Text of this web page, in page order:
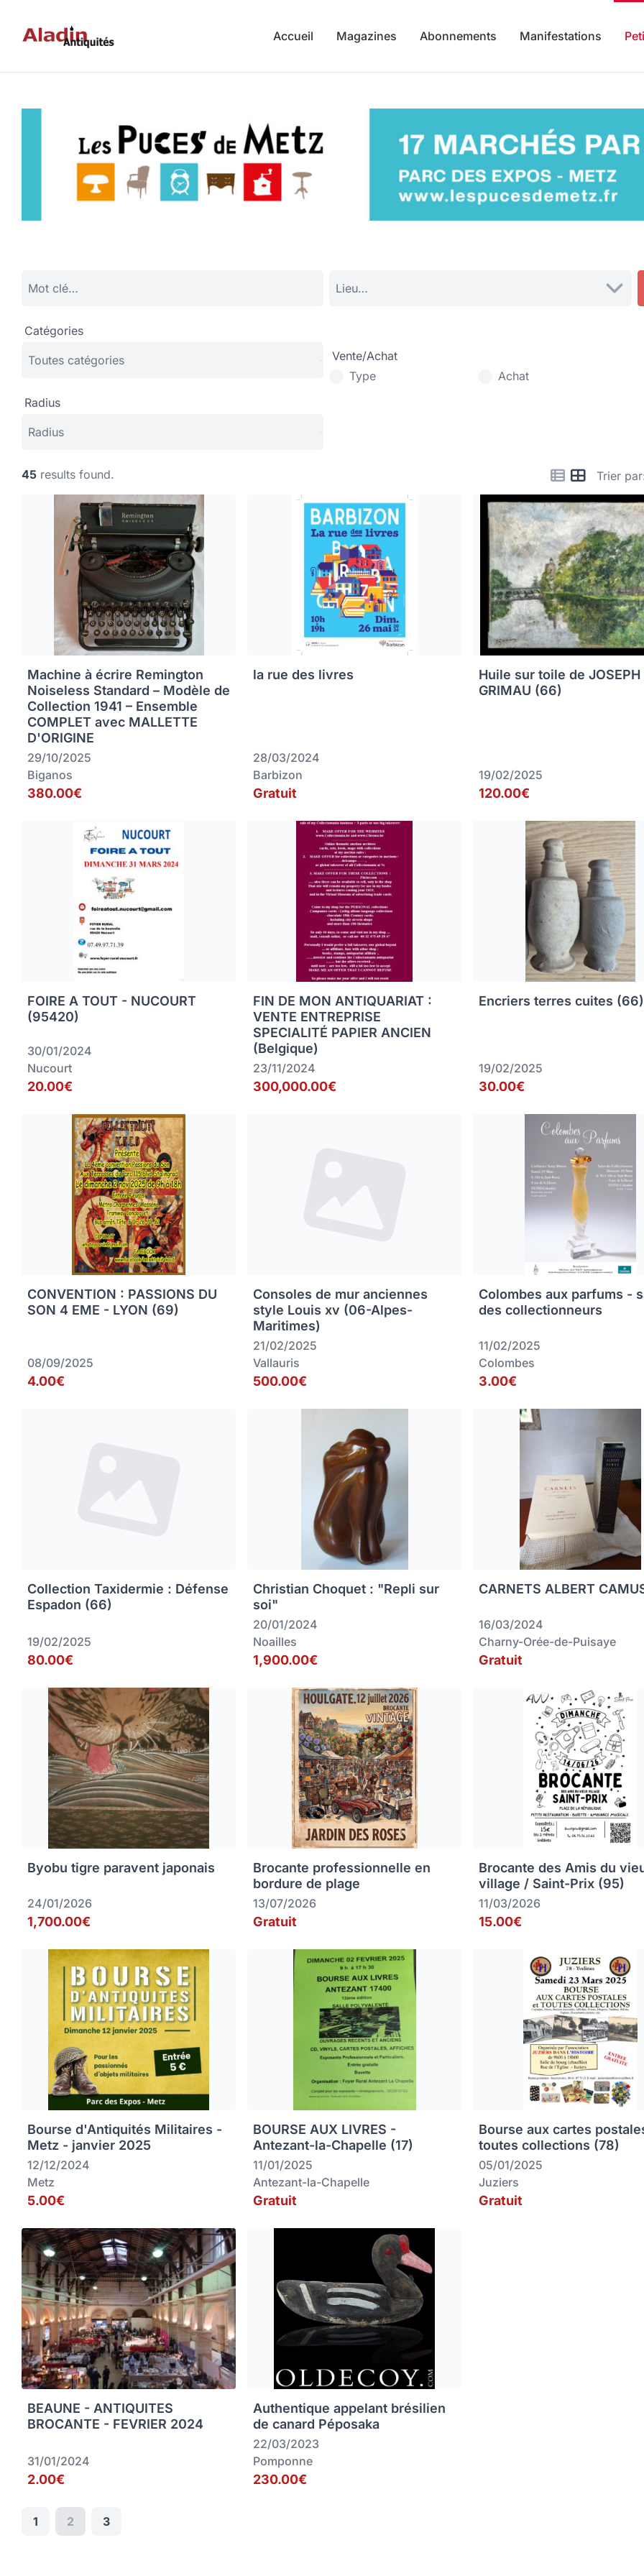
Accueil Magazines Abonnements Manifestations
Catégories
Vente/Achat
Type
Achat
Radius
Trier
45 results found.
Machine à écrire Remington
Noiseless Standard – Modèle de
Collection 1941 – Ensemble
COMPLET avec MALLETTE
D'ORIGINE
29/10/2025
Biganos
380.00€
la rue des livres
28/03/2024
Barbizon
Gratuit
Huile sur toile de JOSEPH
GRIMAU (66)
19/02/2025
120.00€
FOIRE A TOUT - NUCOURT
(95420)
30/01/2024
Nucourt
20.00€
FIN DE MON ANTIQUARIAT :
VENTE ENTREPRISE
SPECIALITÉ PAPIER ANCIEN
(Belgique)
23/11/2024
300,000.00€
Encriers terres cuites (66)
19/02/2025
30.00€
CONVENTION : PASSIONS DU
SON 4 EME - LYON (69)
08/09/2025
4.00€
Consoles de mur anciennes
style Louis xv (06-Alpes-
Maritimes)
21/02/2025
Vallauris
500.00€
Colombes aux parfums -
des collectionneurs
11/02/2025
Colombes
3.00€
Collection Taxidermie : Défense
Espadon (66)
19/02/2025
80.00€
Christian Choquet : "Repli sur
soi"
20/01/2024
Noailles
1,900.00€
CARNETS ALBERT
16/03/2024
Charny-Orée-de-Puisaye
Gratuit
Byobu tigre paravent japonais
24/01/2026
1,700.00€
Brocante professionnelle en
bordure de plage
13/07/2026
Gratuit
Brocante des Amis du
village / Saint-Prix (95)
11/03/2026
15.00€
Bourse d'Antiquités Militaires -
Metz - janvier 2025
12/12/2024
Metz
5.00€
BOURSE AUX LIVRES -
Antezant-la-Chapelle (17)
11/01/2025
Antezant-la-Chapelle
Gratuit
Bourse aux cartes
toutes collections (78)
05/01/2025
Juziers
Gratuit
BEAUNE - ANTIQUITES
BROCANTE - FEVRIER 2024
31/01/2024
2.00€
Authentique appelant brésilien
de canard Péposaka
22/03/2023
Pomponne
230.00€
1 2 3